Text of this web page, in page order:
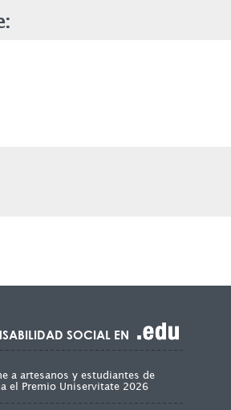
SOCIAL EN
a artesanos y estudiantes de
el Premio Uniservitate 2026